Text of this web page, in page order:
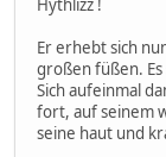
Hythlizz !
Er erhebt sich
großen füßen. Es
Sich aufeinmal
fort, auf seinem
seine haut und